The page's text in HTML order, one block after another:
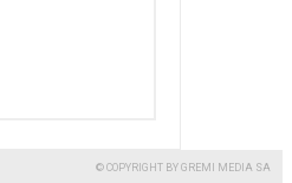
© COPYRIGHT BY GREMI MEDIA SA